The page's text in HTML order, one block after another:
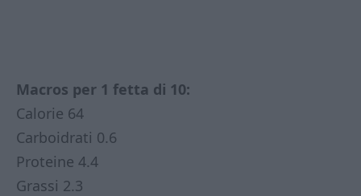
Macros per 1 fetta di 10:
Calorie 64
Carboidrati 0.6
Proteine 4.4
Grassi 2.3